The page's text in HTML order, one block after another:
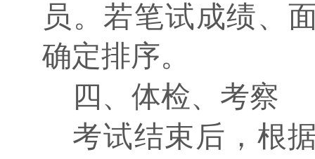
员。若笔试成绩、
确定排序。
四、体检、考察
考试结束后，根